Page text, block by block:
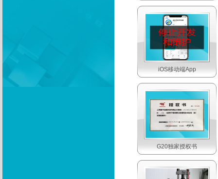
iOS移动端App
G20独家授权书